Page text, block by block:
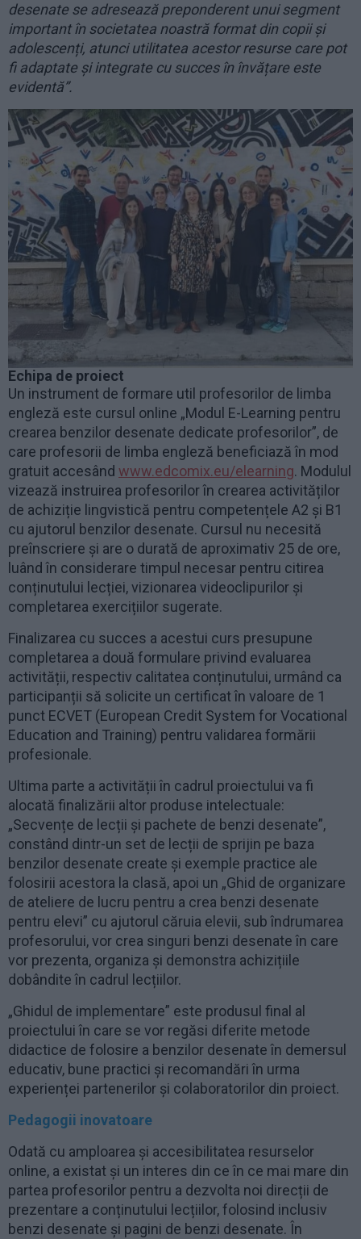
desenate se adresează preponderent unui segment
important în societatea noastră format din copii și
adolescenți, atunci utilitatea acestor resurse care pot
fi adaptate și integrate cu succes în învățare este
evidentă”.
Echipa de proiect
Un instrument de formare util profesorilor de limba
engleză este cursul online „Modul E-Learning pentru
crearea benzilor desenate dedicate profesorilor”, de
care profesorii de limba engleză beneficiază în mod
gratuit accesând www.edcomix.eu/elearning. Modulul
vizează instruirea profesorilor în crearea activităților
de achiziție lingvistică pentru competențele A2 şi B1
cu ajutorul benzilor desenate. Cursul nu necesită
preînscriere și are o durată de aproximativ 25 de ore,
luând în considerare timpul necesar pentru citirea
conținutului lecției, vizionarea videoclipurilor și
completarea exercițiilor sugerate.
Finalizarea cu succes a acestui curs presupune
completarea a două formulare privind evaluarea
activității, respectiv calitatea conținutului, urmând ca
participanții să solicite un certificat în valoare de 1
punct ECVET (European Credit System for Vocational
Education and Training) pentru validarea formării
profesionale.
Ultima parte a activității în cadrul proiectului va fi
alocată finalizării altor produse intelectuale:
„Secvențe de lecții și pachete de benzi desenate”,
constând dintr-un set de lecții de sprijin pe baza
benzilor desenate create și exemple practice ale
folosirii acestora la clasă, apoi un „Ghid de organizare
de ateliere de lucru pentru a crea benzi desenate
pentru elevi” cu ajutorul căruia elevii, sub îndrumarea
profesorului, vor crea singuri benzi desenate în care
vor prezenta, organiza și demonstra achizițiile
dobândite în cadrul lecțiilor.
„Ghidul de implementare” este produsul final al
proiectului în care se vor regăsi diferite metode
didactice de folosire a benzilor desenate în demersul
educativ, bune practici și recomandări în urma
experienței partenerilor și colaboratorilor din proiect.
Pedagogii inovatoare
Odată cu amploarea și accesibilitatea resurselor
online, a existat și un interes din ce în ce mai mare din
partea profesorilor pentru a dezvolta noi direcții de
prezentare a conținutului lecțiilor, folosind inclusiv
benzi desenate și pagini de benzi desenate. În